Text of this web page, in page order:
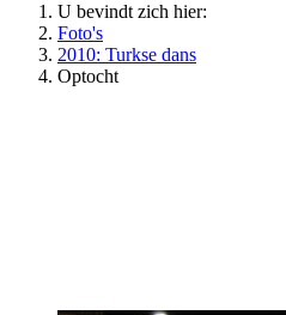
U bevindt zich hier:
Foto's
2010: Turkse dans
Optocht